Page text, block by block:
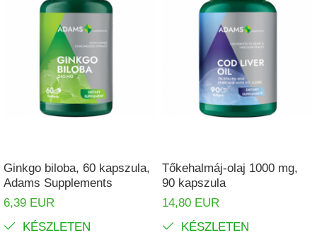
Ginkgo biloba, 60 kapszula,
Adams Supplements
6,39 EUR
KÉSZLETEN
Tőkehalmáj-olaj 1000 mg,
90 kapszula
14,80 EUR
KÉSZLETEN